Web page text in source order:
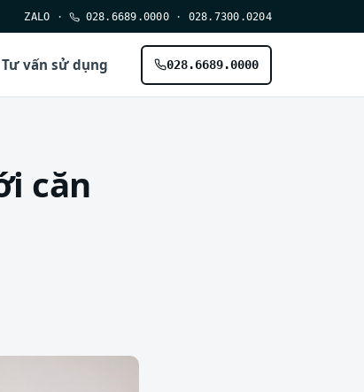
ZALO · 028.6689.0000 · 028.7300.0204
Tư vấn sử dụng 028.6689.0000
căn